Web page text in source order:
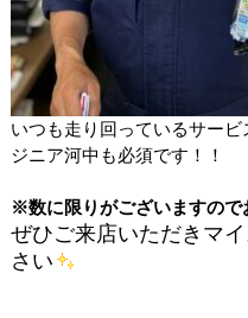
いつも走り回っているサー
ジニア河中も必須です！！
※数に限りがございますので
ぜひご来店いただきマ
さい